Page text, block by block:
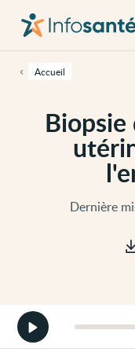
contenu
cette
navigationBiopsie
Dernière
Accueil
principale
Démarrer
la
version
Table des matières